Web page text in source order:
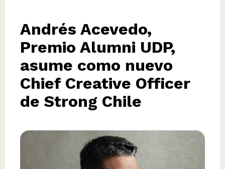
Andrés Acevedo,
Premio Alumni UDP,
asume como nuevo
Chief Creative Officer
de Strong Chile